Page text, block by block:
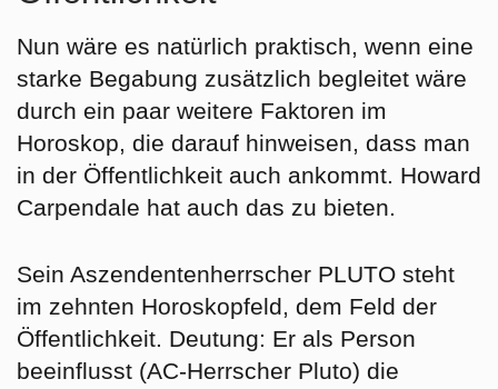
Nun wäre es natürlich praktisch, wenn eine
starke Begabung zusätzlich begleitet wäre
durch ein paar weitere Faktoren im
Horoskop, die darauf hinweisen, dass man
in der Öffentlichkeit auch ankommt. Howard
Carpendale hat auch das zu bieten.
Sein Aszendentenherrscher PLUTO steht
im zehnten Horoskopfeld, dem Feld der
Öffentlichkeit. Deutung: Er als Person
beeinflusst (AC-Herrscher Pluto) die